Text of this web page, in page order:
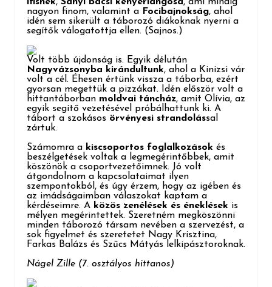
nagyon finom, valamint a Focibajnokság, ahol
idén sem sikerült a táborozó diákoknak nyerni a
segítők válogatottja ellen. (Sajnos.)
Volt több újdonság is. Egyik délután
Nagyvázsonyba kirándultunk, ahol a Kinizsi vár
volt a cél. Éhesen értünk vissza a táborba, ezért
gyorsan megettük a pizzákat. Idén először volt a
hittantáborban moldvai táncház, amit Olívia, az
egyik segítő vezetésével próbálhattunk ki. A
tábort a szokásos örvényesi strandolással
zártuk.
Számomra a kiscsoportos foglalkozások és
beszélgetések voltak a legmegérintőbbek, amit
köszönök a csoportvezetőimnek. Jó volt
átgondolnom a kapcsolataimat ilyen
szempontokból, és úgy érzem, hogy az igében és
az imádságaimban válaszokat kaptam a
kérdéseimre. A közös zenélések és éneklések is
mélyen megérintettek. Szeretném megköszönni
minden táborozó társam nevében a szervezést, a
sok figyelmet és szeretetet Nagy Krisztina,
Farkas Balázs és Szűcs Mátyás lelkipásztoroknak.
Nágel Zille (7. osztályos hittanos)